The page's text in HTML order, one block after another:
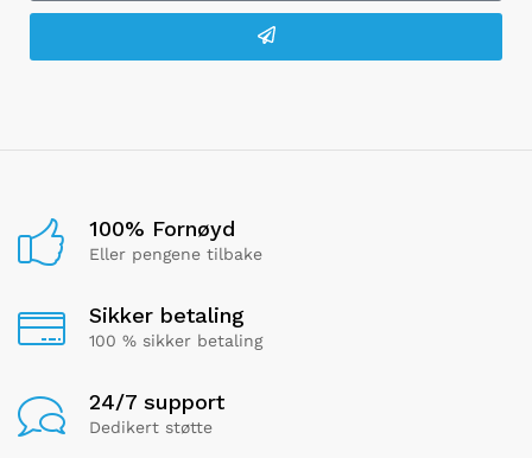
100% Fornøyd
Eller pengene tilbake
Sikker betaling
100 % sikker betaling
24/7 support
Dedikert støtte